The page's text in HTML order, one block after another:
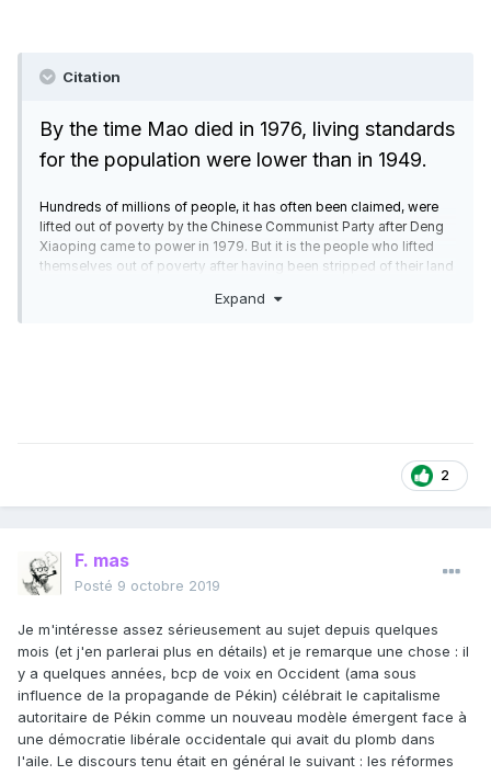
vomissent le libéralisme et/ou l'Occident.
Citation
By the time Mao died in 1976, living standards
for the population were lower than in 1949.
Hundreds of millions of people, it has often been claimed, were
lifted out of poverty by the Chinese Communist Party after Deng
Xiaoping came to power in 1979. But it is the people who lifted
themselves out of poverty after having been stripped of their land
impoverished, beaten, and starved during three decades of
Expand
2
F. mas
Posté 9 octobre 2019
Je m'intéresse assez sérieusement au sujet depuis quelques
mois (et j'en parlerai plus en détails) et je remarque une chose : il
y a quelques années, bcp de voix en Occident (ama sous
influence de la propagande de Pékin) célébrait le capitalisme
autoritaire de Pékin comme un nouveau modèle émergent face à
une démocratie libérale occidentale qui avait du plomb dans
l'aile. Le discours tenu était en général le suivant : les réformes